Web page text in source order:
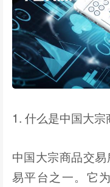
1. 什么是中国大宗
中国大宗商品交
易平台之一。它